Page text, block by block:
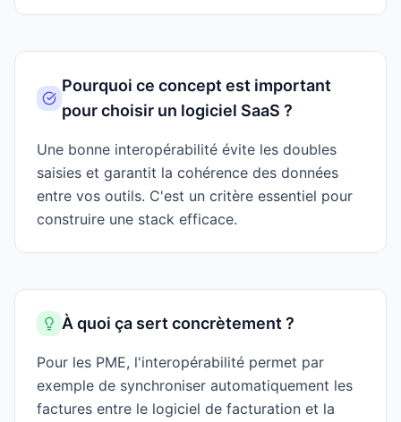
Pourquoi ce concept est important
pour choisir un logiciel SaaS ?
Une bonne interopérabilité évite les doubles
saisies et garantit la cohérence des données
entre vos outils. C'est un critère essentiel pour
construire une stack efficace.
À quoi ça sert concrètement ?
Pour les PME, l'interopérabilité permet par
exemple de synchroniser automatiquement les
factures entre le logiciel de facturation et la